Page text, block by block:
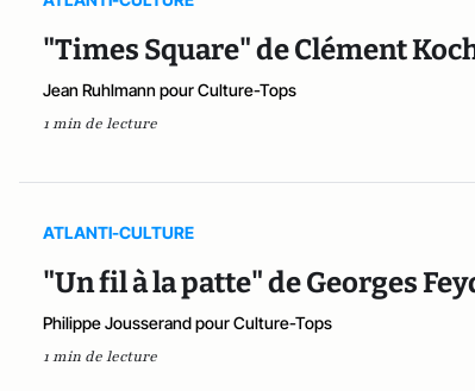
"Times Square" de Clément
Jean Ruhlmann pour Culture-Tops
1 min de lecture
ATLANTI-CULTURE
"Un fil à la patte" de Georges
Philippe Jousserand pour Culture-Tops
1 min de lecture